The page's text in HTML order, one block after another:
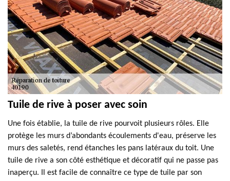
Tuile de rive à poser avec soin
Une fois établie, la tuile de rive pourvoit plusieurs rôles. Elle
protège les murs d’abondants écoulements d'eau, préserve les
murs des saletés, rend étanches les pans latéraux du toit. Une
tuile de rive a son côté esthétique et décoratif qui ne passe pas
inaperçu. Il est facile de connaître ce type de tuile par son